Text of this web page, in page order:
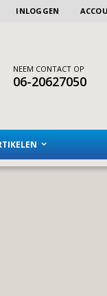
INLOGGEN
NEEM CONTACT OP
06-20627050